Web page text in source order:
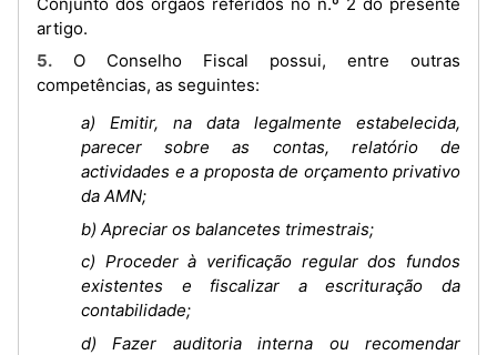
artigo.
5. O Conselho Fiscal possui, entre outras
competências, as seguintes:
a) Emitir, na data legalmente estabelecida,
parecer sobre as contas, relatório de
actividades e a proposta de orçamento privativo
da AMN;
b) Apreciar os balancetes trimestrais;
c) Proceder à verificação regular dos fundos
existentes e fiscalizar a escrituração da
contabilidade;
d) Fazer auditoria interna ou recomendar